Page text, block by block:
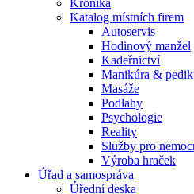
Kronika
Katalog místních firem
Autoservis
Hodinový manžel
Kadeřnictví
Manikúra &
Masáže
Podlahy
Psychologie
Reality
Služby pro
Výroba hraček
Úřad a samospráva
Úřední deska